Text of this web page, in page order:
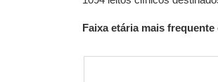
Faixa etária mais